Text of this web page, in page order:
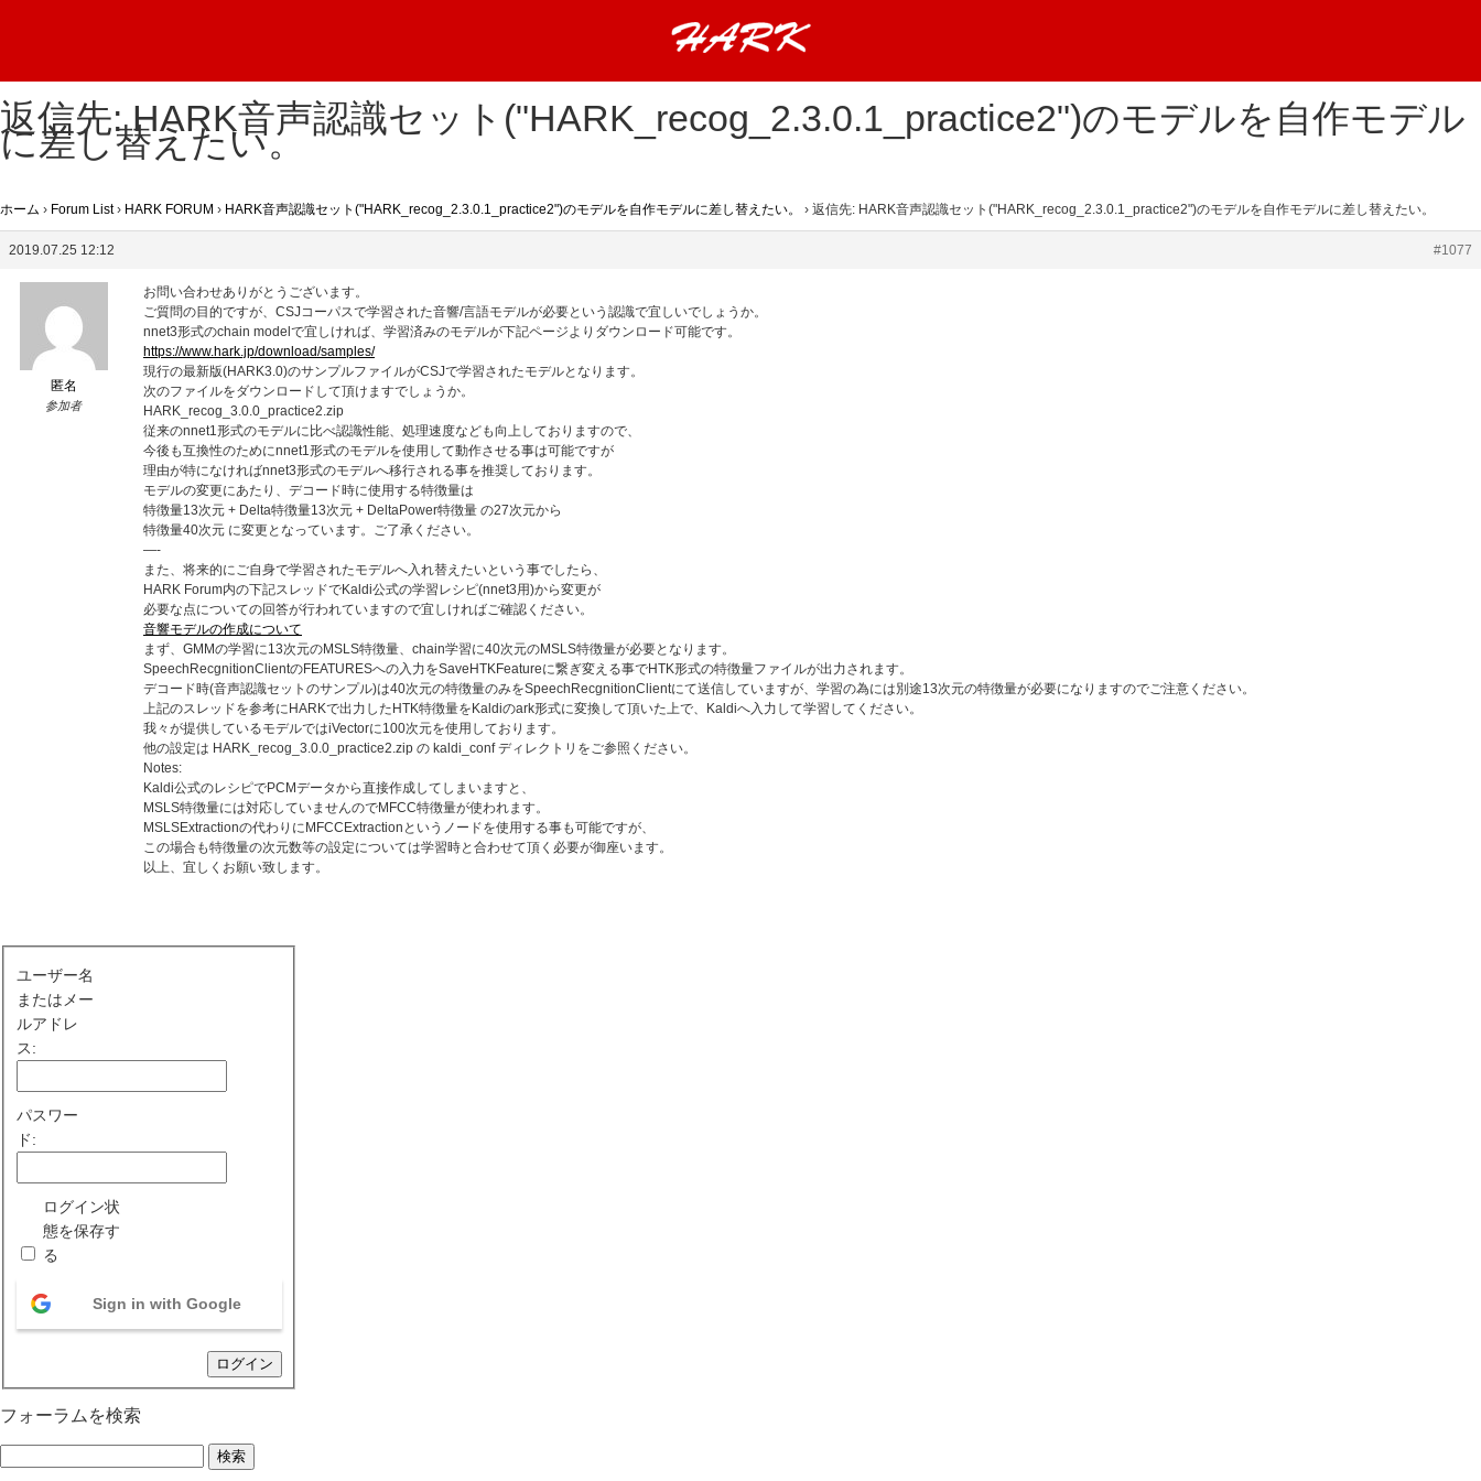
返信先: HARK音声認識セット("HARK_recog_2.3.0.1_practice2")のモデルを自作モデル
に差し替えたい。
ホーム › Forum List › HARK FORUM › HARK音声認識セット("HARK_recog_2.3.0.1_practice2")のモデルを自作モデルに差し替えたい。 › 返信先: HARK音声認識セット("HARK_recog_2.3.0.1_practice2")のモデルを自作モデルに差し替えたい。
2019.07.25 12:12 #1077
匿名
参加者
お問い合わせありがとうございます。
ご質問の目的ですが、CSJコーパスで学習された音響/言語モデルが必要という認識で宜しいでしょうか。
nnet3形式のchain modelで宜しければ、学習済みのモデルが下記ページよりダウンロード可能です。
https://www.hark.jp/download/samples/
現行の最新版(HARK3.0)のサンプルファイルがCSJで学習されたモデルとなります。
次のファイルをダウンロードして頂けますでしょうか。
HARK_recog_3.0.0_practice2.zip
従来のnnet1形式のモデルに比べ認識性能、処理速度なども向上しておりますので、
今後も互換性のためにnnet1形式のモデルを使用して動作させる事は可能ですが
理由が特になければnnet3形式のモデルへ移行される事を推奨しております。
モデルの変更にあたり、デコード時に使用する特徴量は
特徴量13次元 + Delta特徴量13次元 + DeltaPower特徴量 の27次元から
特徴量40次元 に変更となっています。ご了承ください。
—-
また、将来的にご自身で学習されたモデルへ入れ替えたいという事でしたら、
HARK Forum内の下記スレッドでKaldi公式の学習レシピ(nnet3用)から変更が
必要な点についての回答が行われていますので宜しければご確認ください。
音響モデルの作成について
まず、GMMの学習に13次元のMSLS特徴量、chain学習に40次元のMSLS特徴量が必要となります。
SpeechRecgnitionClientのFEATURESへの入力をSaveHTKFeatureに繋ぎ変える事でHTK形式の特徴量ファイルが出力されます。
デコード時(音声認識セットのサンプル)は40次元の特徴量のみをSpeechRecgnitionClientにて送信していますが、学習の為には別途13次元の特徴量が必要になりますのでご注意ください。
上記のスレッドを参考にHARKで出力したHTK特徴量をKaldiのark形式に変換して頂いた上で、Kaldiへ入力して学習してください。
我々が提供しているモデルではiVectorに100次元を使用しております。
他の設定は HARK_recog_3.0.0_practice2.zip の kaldi_conf ディレクトリをご参照ください。
Notes:
Kaldi公式のレシピでPCMデータから直接作成してしまいますと、
MSLS特徴量には対応していませんのでMFCC特徴量が使われます。
MSLSExtractionの代わりにMFCCExtractionというノードを使用する事も可能ですが、
この場合も特徴量の次元数等の設定については学習時と合わせて頂く必要が御座います。
以上、宜しくお願い致します。
ユーザー名
またはメー
ルアドレ
ス:
パスワー
ド:
ログイン状
態を保存す
る
Sign in with Google
ログイン
フォーラムを検索